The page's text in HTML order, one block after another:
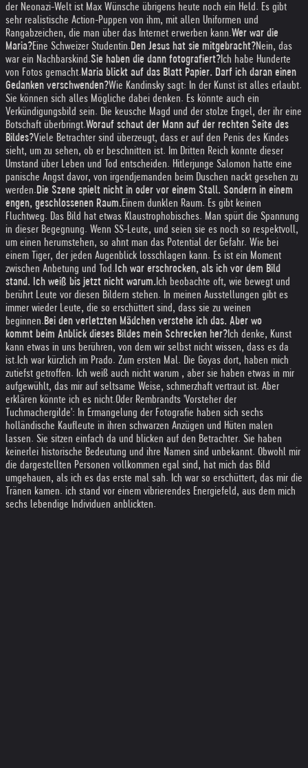
der Neonazi-Welt ist Max Wünsche übrigens heute noch ein Held. Es gibt
sehr realistische Action-Puppen von ihm, mit allen Uniformen und
Rangabzeichen, die man über das Internet erwerben kann.Wer war die
Maria?Eine Schweizer Studentin.Den Jesus hat sie mitgebracht?Nein, das
war ein Nachbarskind.Sie haben die dann fotografiert?Ich habe Hunderte
von Fotos gemacht.Maria blickt auf das Blatt Papier. Darf ich daran einen
Gedanken verschwenden?Wie Kandinsky sagt: In der Kunst ist alles erlaubt.
Sie können sich alles Mögliche dabei denken. Es könnte auch ein
Verkündigungsbild sein. Die keusche Magd und der stolze Engel, der ihr eine
Botschaft überbringt.Worauf schaut der Mann auf der rechten Seite des
Bildes?Viele Betrachter sind überzeugt, dass er auf den Penis des Kindes
sieht, um zu sehen, ob er beschnitten ist. Im Dritten Reich konnte dieser
Umstand über Leben und Tod entscheiden. Hitlerjunge Salomon hatte eine
panische Angst davor, von irgendjemanden beim Duschen nackt gesehen zu
werden.Die Szene spielt nicht in oder vor einem Stall. Sondern in einem
engen, geschlossenen Raum.Einem dunklen Raum. Es gibt keinen
Fluchtweg. Das Bild hat etwas Klaustrophobisches. Man spürt die Spannung
in dieser Begegnung. Wenn SS-Leute, und seien sie es noch so respektvoll,
um einen herumstehen, so ahnt man das Potential der Gefahr. Wie bei
einem Tiger, der jeden Augenblick losschlagen kann. Es ist ein Moment
zwischen Anbetung und Tod. Ich war erschrocken, als ich vor dem Bild
stand. Ich weiß bis jetzt nicht warum. Ich beobachte oft, wie bewegt und
berührt Leute vor diesen Bildern stehen. In meinen Ausstellungen gibt es
immer wieder Leute, die so erschüttert sind, dass sie zu weinen
beginnen.Bei den verletzten Mädchen verstehe ich das. Aber wo
kommt beim Anblick dieses Bildes mein Schrecken her?Ich denke, Kunst
kann etwas in uns berühren, von dem wir selbst nicht wissen, dass es da
ist. Ich war kürzlich im Prado. Zum ersten Mal. Die Goyas dort, haben mich
zutiefst getroffen. Ich weiß auch nicht warum , aber sie haben etwas in mir
aufgewühlt, das mir auf seltsame Weise, schmerzhaft vertraut ist. Aber
erklären könnte ich es nicht.Oder Rembrandts 'Vorsteher der
Tuchmachergilde': In Ermangelung der Fotografie haben sich sechs
holländische Kaufleute in ihren schwarzen Anzügen und Hüten malen
lassen. Sie sitzen einfach da und blicken auf den Betrachter. Sie haben
keinerlei historische Bedeutung und ihre Namen sind unbekannt. Obwohl mir
die dargestellten Personen vollkommen egal sind, hat mich das Bild
umgehauen, als ich es das erste mal sah. Ich war so erschüttert, das mir die
Tränen kamen. ich stand vor einem vibrierendes Energiefeld, aus dem mich
sechs lebendige Individuen anblickten.